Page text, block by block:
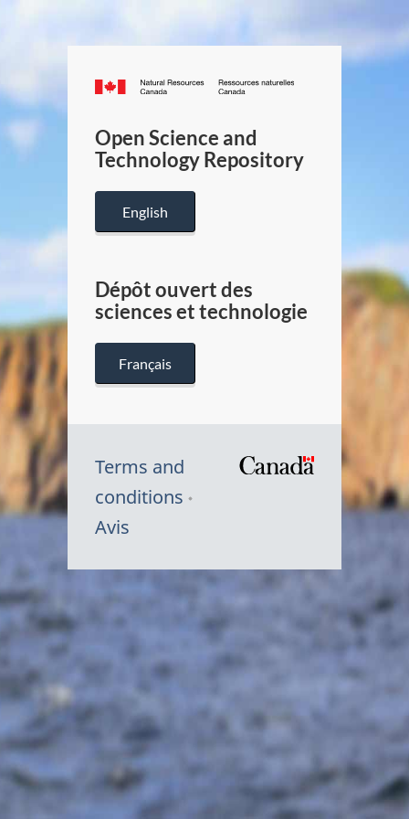
Canada.ca
/
Canada
Open Science and
Technology Repository
English
Dépôt ouvert des
sciences et technologie
Français
Terms and
conditions
Avis
Symbole
Canada